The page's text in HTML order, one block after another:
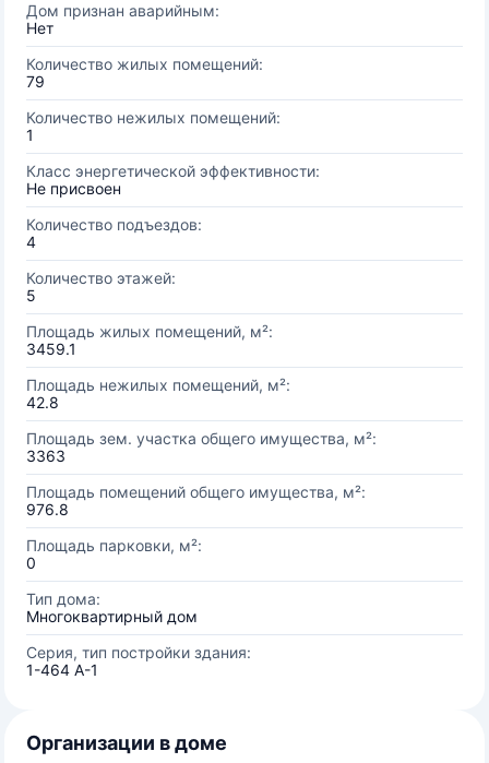
Дом признан аварийным:
Нет
Количество жилых помещений:
79
Количество нежилых помещений:
1
Класс энергетической эффективности:
Не присвоен
Количество подъездов:
4
Количество этажей:
5
Площадь жилых помещений, м²:
3459.1
Площадь нежилых помещений, м²:
42.8
Площадь зем. участка общего имущества, м²:
3363
Площадь помещений общего имущества, м²:
976.8
Площадь парковки, м²:
0
Тип дома:
Многоквартирный дом
Серия, тип постройки здания:
1-464 А-1
Организации в доме